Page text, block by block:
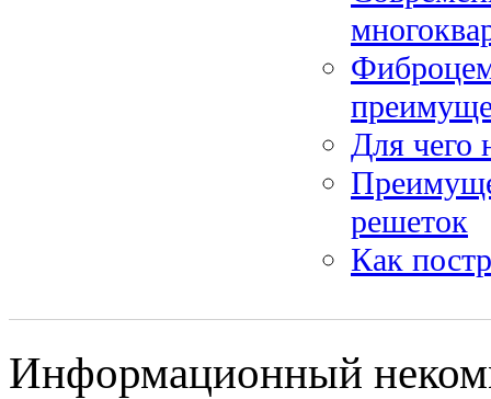
Для чего
решеток
Как
Информационный